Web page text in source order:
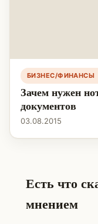
БИЗНЕС/ФИНАНСЫ
Зачем нужен
документов
03.08.2015
Есть что
мнением